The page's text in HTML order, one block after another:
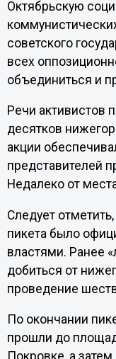
Октябрьскую
советского
всех
объединиться и
Речи активистов
десятков
акции
представителей
Недалеко от
Следует
пикета было
властями. Ранее
добиться от
проведение
По окончании
прошли до